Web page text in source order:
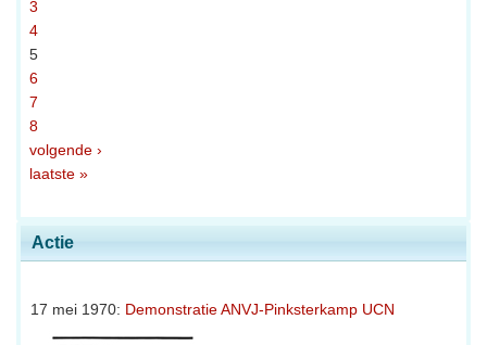
Actie
17 mei 1970: Demonstratie ANVJ-Pinksterkamp UCN
3
4
5
6
7
8
volgende ›
laatste »